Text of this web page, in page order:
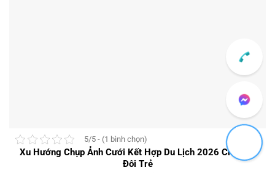
5/5 - (1 bình chọn)
Xu Hướng Chụp Ảnh Cưới Kết Hợp Du Lịch 2026 Cho Cặp
Đôi Trẻ